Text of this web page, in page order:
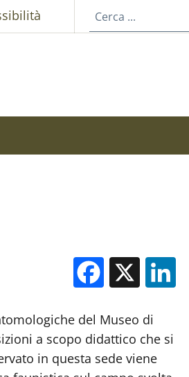
Facebook
X
del Museo di
a scopo didattico che si
in questa sede viene